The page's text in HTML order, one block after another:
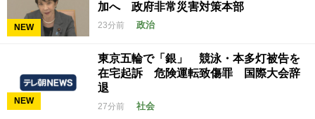
NEW
加へ 政府非常災害対策本部
23分前 政治
NEW
東京五輪で「銀」 競泳・本多灯被告を
在宅起訴 危険運転致傷罪 国際大会辞
退
27分前 社会